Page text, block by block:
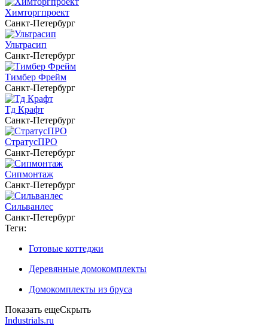
Химторгпроект
Санкт-Петербург
Ультрасип
Санкт-Петербург
Тимбер Фрейм
Санкт-Петербург
Тд Крафт
Санкт-Петербург
СтратусПРО
Санкт-Петербург
Сипмонтаж
Санкт-Петербург
Сильванлес
Санкт-Петербург
Теги:
Готовые коттеджи
Деревянные домокомплекты
Домокомплекты из бруса
Показать ещеСкрыть
Industrials.ru